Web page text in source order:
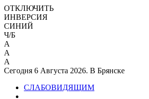
ОТКЛЮЧИТЬ
ИНВЕРСИЯ
СИНИЙ
Ч/Б
A
A
A
Сегодня 6 Августа 2026. В Брянске
СЛАБОВИДЯЩИМ